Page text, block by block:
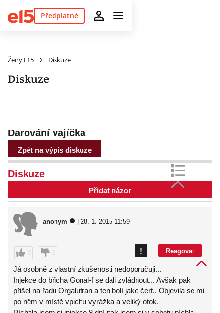
Předplatné
Ženy E15 Diskuze
Diskuze
Darování vajíčka
Zpět na výpis diskuze
Diskuze
Přidat názor
anonym | 28. 1. 2015 11:59
0 0 Reagovat
!
Já osobně z vlastní zkušenosti nedoporučuji...
Injekce do břicha Gonal-f se dali zvládnout... Avšak pak
přišel na řadu Orgalutran a ten bolí jako čert.. Objevila se mi
po něm v místě vpichu vyrážka a veliký otok.